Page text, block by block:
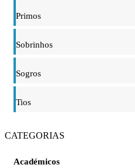
Primos
Sobrinhos
Sogros
Tios
CATEGORIAS
Académicos